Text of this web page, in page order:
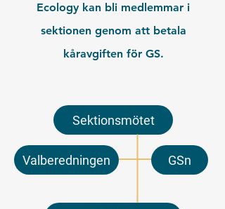
Ecology kan bli medlemmar i
sektionen genom att betala
kåravgiften för GS.
Sektionsmötet
Valberedningen GSn